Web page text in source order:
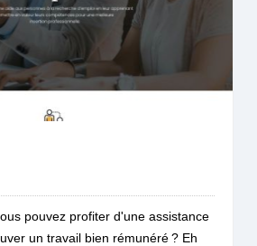
pouvez profiter d'une assistance
un travail bien rémunéré ? Eh